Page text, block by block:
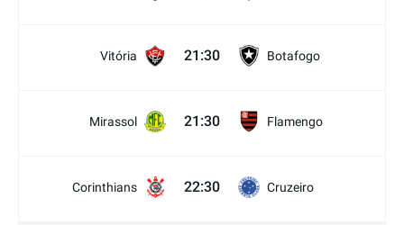
Vitória 21:30 Botafogo
Mirassol 21:30 Flamengo
Corinthians 22:30 Cruzeiro